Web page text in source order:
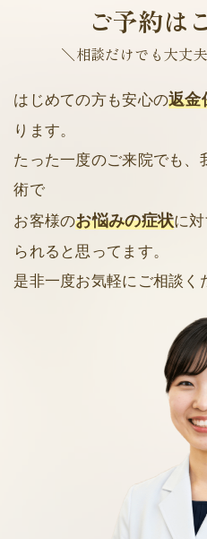
ご予約は
＼相談だけでも大丈
はじめての方も安心の返金
ります。
たった一度のご来院でも、
術で
お客様のお悩みの症状に
られると思ってます。
是非一度お気軽にご相談く